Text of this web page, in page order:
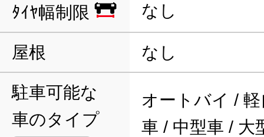
ﾀｲﾔ幅制限 なし
屋根 なし
駐車可能な
車のタイプ
オートバイ /
車 / 中型車 / 大